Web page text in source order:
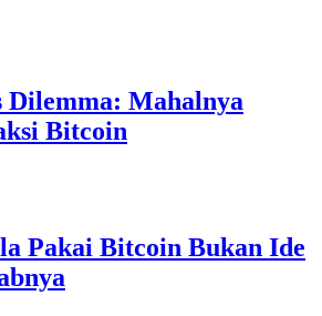
Dilemma: Mahalnya
Bitcoin
Pakai Bitcoin Bukan Ide